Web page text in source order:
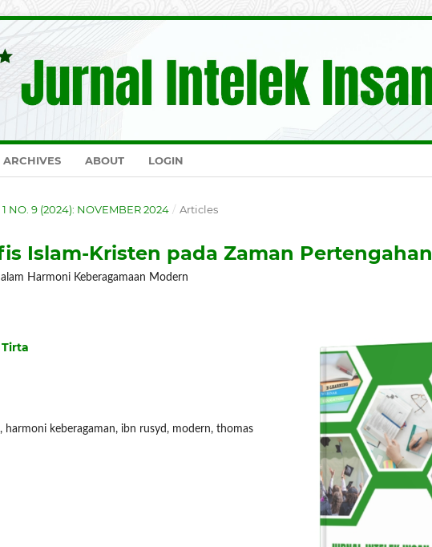
ARCHIVES ABOUT LOGIN
1 NO. 9 (2024): NOVEMBER 2024 / Articles
Islam-Kristen pada Zaman Pertengahan
Harmoni Keberagamaan Modern
harmoni keberagaman, ibn rusyd, modern, thomas